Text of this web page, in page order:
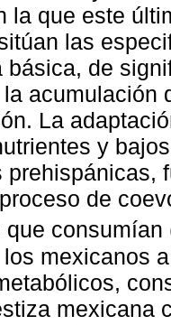
la que este
las
básica, de
acumulación
La
y
de
consumían
mexicanos
mexicana